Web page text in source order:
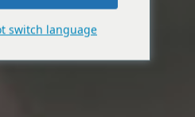
switch language